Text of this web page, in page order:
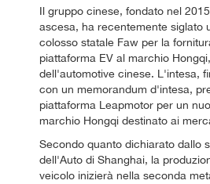
Il gruppo cinese, fondato nel
ascesa, ha recentemente siglato
colosso statale Faw per la
piattaforma EV al marchio
dell'automotive cinese. L'intesa,
con un memorandum d'intesa,
piattaforma Leapmotor per un
marchio Hongqi destinato ai
Secondo quanto dichiarato dallo
dell'Auto di Shanghai, la
veicolo inizierà nella seconda